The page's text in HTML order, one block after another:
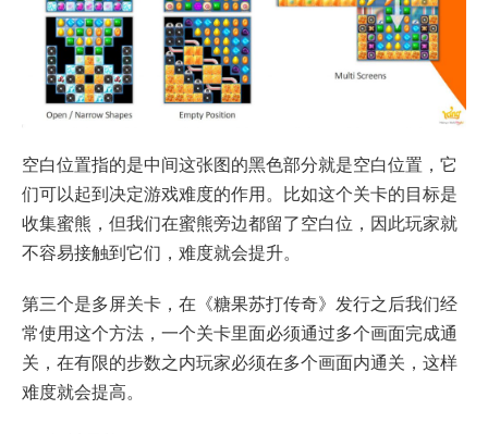
空白位置指的是中间这张图的黑色部分就是空白位置，它
们可以起到决定游戏难度的作用。比如这个关卡的目标是
收集蜜熊，但我们在蜜熊旁边都留了空白位，因此玩家就
不容易接触到它们，难度就会提升。
第三个是多屏关卡，在《糖果苏打传奇》发行之后我们经
常使用这个方法，一个关卡里面必须通过多个画面完成通
关，在有限的步数之内玩家必须在多个画面内通关，这样
难度就会提高。